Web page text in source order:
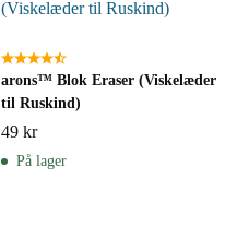
arons™ Blok Eraser (Viskelæder
til Ruskind)
49 kr
På lager